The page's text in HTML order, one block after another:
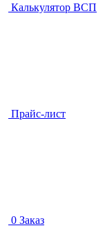
Калькулятор ВСП
Прайс-лист
0 Заказ